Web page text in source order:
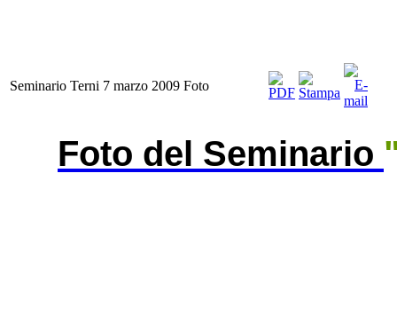
Seminario Terni 7 marzo 2009 Foto
Foto del Seminario